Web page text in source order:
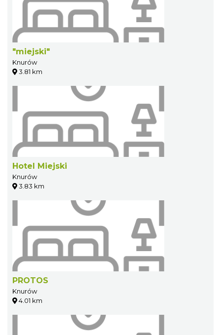
"miejski"
Knurów
3.81 km
Hotel Miejski
Knurów
3.83 km
PROTOS
Knurów
4.01 km